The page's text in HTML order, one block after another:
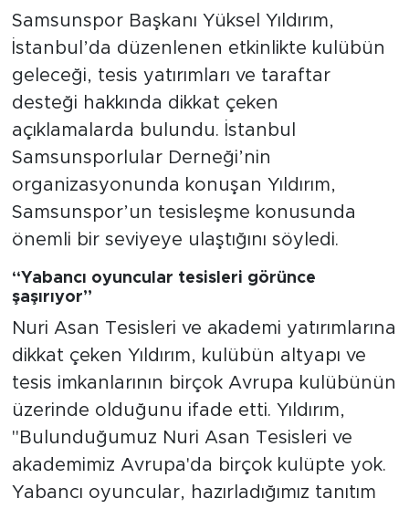
Samsunspor Başkanı Yüksel Yıldırım,
İstanbul’da düzenlenen etkinlikte kulübün
geleceği, tesis yatırımları ve taraftar
desteği hakkında dikkat çeken
açıklamalarda bulundu. İstanbul
Samsunsporlular Derneği’nin
organizasyonunda konuşan Yıldırım,
Samsunspor’un tesisleşme konusunda
önemli bir seviyeye ulaştığını söyledi.
“Yabancı oyuncular tesisleri görünce
şaşırıyor”
Nuri Asan Tesisleri ve akademi yatırımlarına
dikkat çeken Yıldırım, kulübün altyapı ve
tesis imkanlarının birçok Avrupa kulübünün
üzerinde olduğunu ifade etti. Yıldırım,
"Bulunduğumuz Nuri Asan Tesisleri ve
akademimiz Avrupa'da birçok kulüpte yok.
Yabancı oyuncular, hazırladığımız tanıtım